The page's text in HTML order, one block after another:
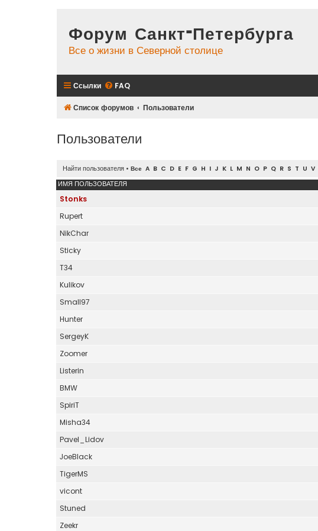
Форум Санкт-Петербурга
Все о жизни в Северной столице
Ссылки FAQ
Список форумов Пользователи
Пользователи
Найти пользователя • Все A B C D E F G H I J K L M N O P Q R S T U V
ИМЯ ПОЛЬЗОВАТЕЛЯ
Stonks
Rupert
NikChar
Sticky
T34
Kulikov
Small97
Hunter
SergeyK
Zoomer
Listerin
BMW
SpiriT
Misha34
Pavel_Lidov
JoeBlack
TigerMS
vicont
Stuned
Zeekr